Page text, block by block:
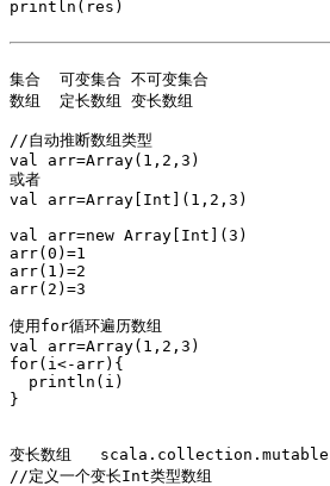
println(res)
集合  可变集合 不可变集合
数组  定长数组 变长数组
//自动推断数组类型
val arr=Array(1,2,3)
或者
val arr=Array[Int](1,2,3)
val arr=new Array[Int](3)
arr(0)=1
arr(1)=2
arr(2)=3
使用for循环遍历数组
val arr=Array(1,2,3)
for(i<-arr){
  println(i)
}
变长数组
//定义一个变长Int类型数组